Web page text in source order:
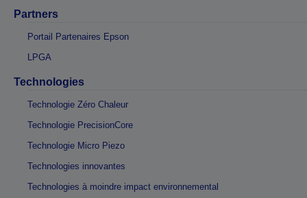
Partners
Portail Partenaires Epson
LPGA
Technologies
Technologie Zéro Chaleur
Technologie PrecisionCore
Technologie Micro Piezo
Technologies innovantes
Technologies à moindre impact environnemental